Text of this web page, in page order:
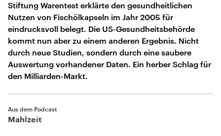
Stiftung Warentest erklärte den gesundheitlichen
Nutzen von Fischölkapseln im Jahr 2005 für
eindrucksvoll belegt. Die US-Gesundheitsbehörde
kommt nun aber zu einem anderen Ergebnis. Nicht
durch neue Studien, sondern durch eine saubere
Auswertung vorhandener Daten. Ein herber Schlag für
den Milliarden-Markt.
Aus dem Podcast
Mahlzeit